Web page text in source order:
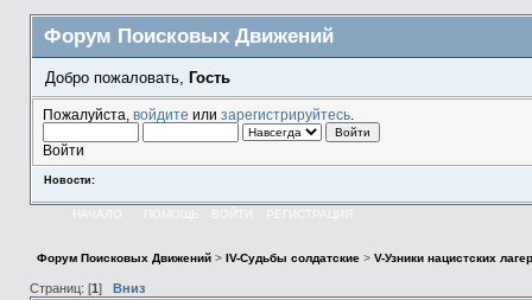
Форум Поисковых Движений
Добро пожаловать, Гость
Пожалуйста, войдите или зарегистрируйтесь.
Войти
Новости:
НАЧАЛО ПОМОЩЬ ВОЙТИ РЕГИСТРАЦИЯ
Форум Поисковых Движений> IV-Судьбы солдатские> V-Узники нацистских
Страниц: [1 ] Вниз